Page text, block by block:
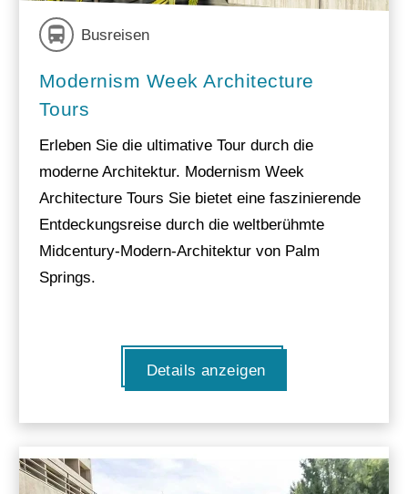
Busreisen
Modernism Week Architecture
Tours
Erleben Sie die ultimative Tour durch die
moderne Architektur. Modernism Week
Architecture Tours Sie bietet eine faszinierende
Entdeckungsreise durch die weltberühmte
Midcentury-Modern-Architektur von Palm
Springs.
Details anzeigen